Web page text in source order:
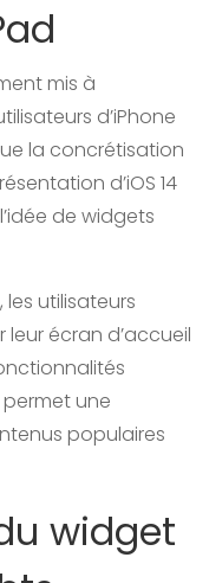
mis à
d’iPhone
la concrétisation
d’iOS 14
de widgets
les utilisateurs
écran d’accueil
une
populaires
widget